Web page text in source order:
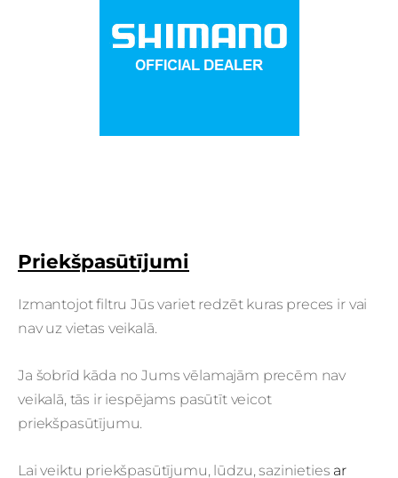
Priekšpasūtījumi
Izmantojot filtru Jūs variet redzēt kuras preces ir vai
nav uz vietas veikalā.
Ja šobrīd kāda no Jums vēlamajām precēm nav
veikalā, tās ir iespējams pasūtīt veicot
priekšpasūtījumu.
Lai veiktu priekšpasūtījumu, lūdzu, sazinieties ar